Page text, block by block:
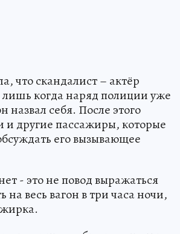
что скандалист – актёр
когда наряд полиции уже
назвал себя. После этого
и другие пассажиры, которые
его вызывающее
- это не повод выражаться
на весь вагон в три часа ночи,